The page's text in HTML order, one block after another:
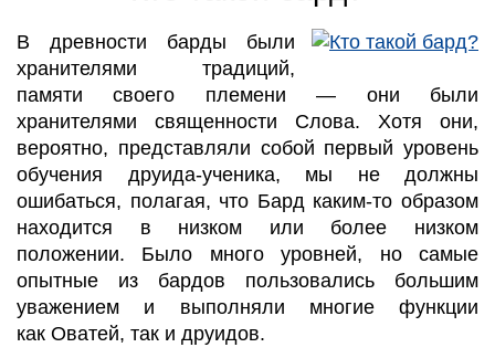
В древности барды были
хранителями традиций,
памяти своего племени— они были
хранителями священности Слова. Хотя они,
вероятно, представляли собой первый уровень
обучения друида-ученика, мы не должны
ошибаться, полагая, что Бард каким-то образом
находится в низком или более низком
положении. Было много уровней, но самые
опытные из бардов пользовались большим
уважением и выполняли многие функции
как Оватей, так и друидов.